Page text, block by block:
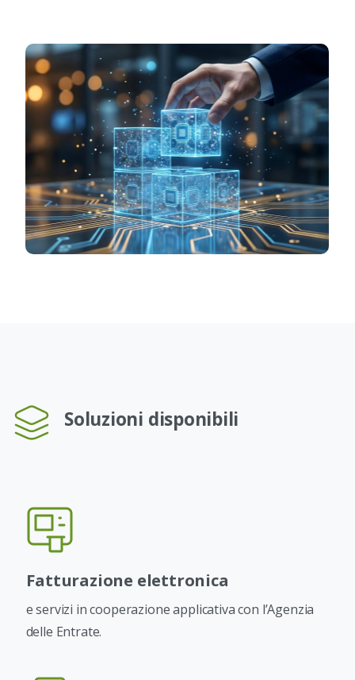
Soluzioni disponibili
Fatturazione elettronica
e servizi in cooperazione applicativa con l’Agenzia
delle Entrate.